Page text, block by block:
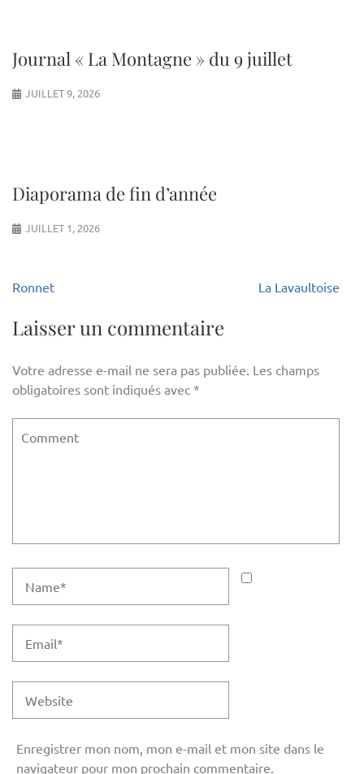
Journal « La Montagne » du 9 juillet
JUILLET 9, 2026
Diaporama de fin d’année
JUILLET 1, 2026
Navigation
l’article
Ronnet La Lavaultoise
Laisser un commentaire
Votre adresse e-mail ne sera pas publiée. Les champs
obligatoires sont indiqués avec *
Enregistrer mon nom, mon e-mail et mon site dans le
navigateur pour mon prochain commentaire.